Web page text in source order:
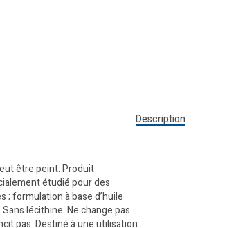
Description
être peint. Produit
étudié pour des
; formulation à base d’huile
lécithine. Ne change pas
pas. Destiné à une utilisation